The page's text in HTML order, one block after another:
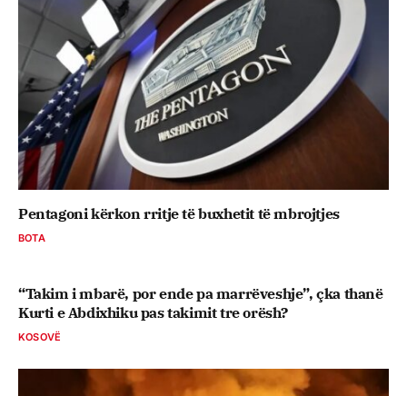
Pentagoni kërkon rritje të buxhetit të mbrojtjes
BOTA
“Takim i mbarë, por ende pa marrëveshje”, çka thanë
Kurti e Abdixhiku pas takimit tre orësh?
KOSOVË